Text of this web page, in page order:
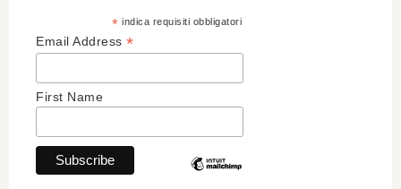
* indica requisiti obbligatori
Email Address *
First Name